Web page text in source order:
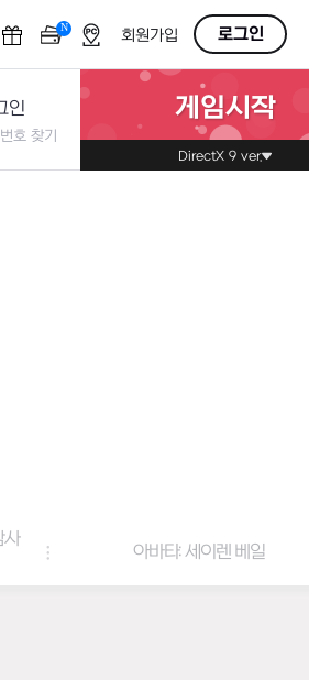
N OFF회원가입 로그인
인
호 찾기
게임시작
DirectX 9 ver.
사
아바타: 세이렌 베일